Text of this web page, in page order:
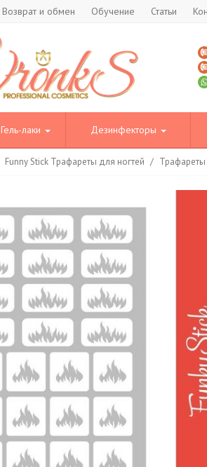
Возврат и обмен Обучение Статьи
Гель-лаки Дезинфекторы
Funny Stick Трафареты для ногтей /